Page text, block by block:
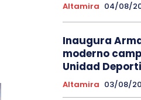
Altamira 04/08/
Inaugura
moderno
Unidad
Altamira 03/08/